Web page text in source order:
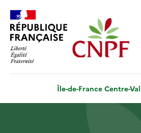
contenu
principal
Île-de-France Centre-